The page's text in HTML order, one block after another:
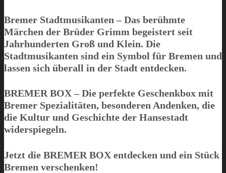
Bremer Stadtmusikanten – Das berühmte
Märchen der Brüder Grimm begeistert seit
Jahrhunderten Groß und Klein. Die
Stadtmusikanten sind ein Symbol für Bremen und
lassen sich überall in der Stadt entdecken.
BREMER BOX– Die perfekte Geschenkbox mit
Bremer Spezialitäten, besonderen Andenken, die
die Kultur und Geschichte der Hansestadt
widerspiegeln.
Jetzt die BREMER BOX entdecken und ein Stück
Bremen verschenken!